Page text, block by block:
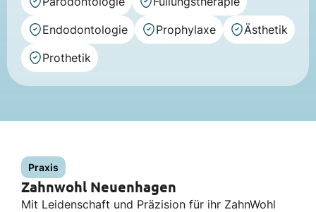
Endodontologie
Prophylaxe
Ästhetik
Prothetik
Praxis
Zahnwohl Neuenhagen
Mit Leidenschaft und Präzision für ihr ZahnWohl